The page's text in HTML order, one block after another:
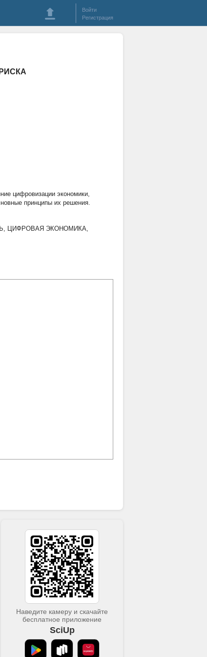
Войти
Регистрация
цифровизации экономики,
принципы их решения.
, ЦИФРОВАЯ ЭКОНОМИКА,
Наведите камеру и скачайте
бесплатное приложение
SciUp